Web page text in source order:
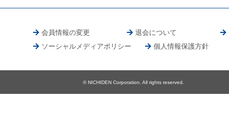
会員情報の変更 退会について
ソーシャルメディアポリシー 個人情報保護方針
© NICHIDEN Corporation. All rights reserved.